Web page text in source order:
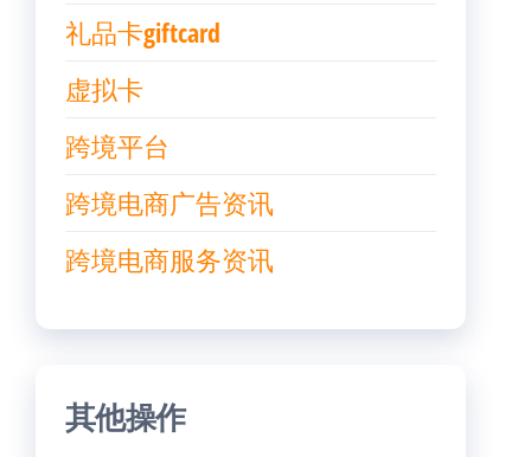
礼品卡giftcard
虚拟卡
跨境平台
跨境电商广告资讯
跨境电商服务资讯
其他操作